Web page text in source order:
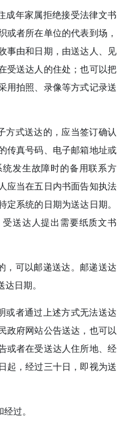
成年家属拒绝接受法律文书
或者所在单位的代表到场，
事由和日期，由送达人、见
受送达人的住处；也可以把
用拍照、录像等方式记录送
方式送达的，应当签订确认
传真号码、电子邮箱地址或
发生故障时的备用联系方
应当在五日内书面告知执法
定系统的日期为送达日期。
送达人提出需要纸质文书
，可以邮递送达。邮递送达
日期。
或者通过上述方式无法送达
政府网站公告送达，也可以
或者在受送达人住所地、经
起，经过三十日，即视为送
过。